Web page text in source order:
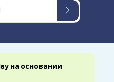
на основании